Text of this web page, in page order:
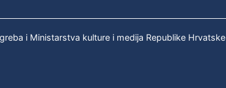
i Ministarstva kulture i medija Republike Hrvatske